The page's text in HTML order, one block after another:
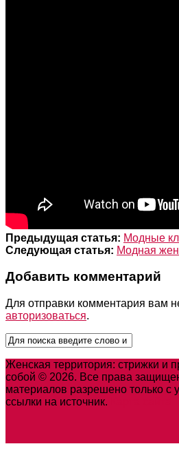
Предыдущая статья: Модные
Следующая статья: Модная
Добавить комментарий
Для отправки комментария вам
авторизоваться.
Женская территория: стрижки и
собой © 2026. Все права
материалов разрешено только с
ссылки на источник.